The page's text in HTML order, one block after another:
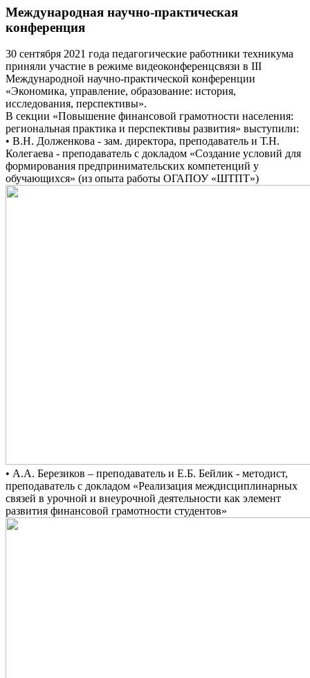
Международная научно-практическая
конференция
30 сентября 2021 года педагогические работники техникума
приняли участие в режиме видеоконференцсвязи в III
Международной научно-практической конференции
«Экономика, управление, образование: история,
исследования, перспективы».
В секции «Повышение финансовой грамотности населения:
региональная практика и перспективы развития» выступили:
• В.Н. Долженкова - зам. директора, преподаватель и Т.Н.
Колегаева - преподаватель с докладом «Создание условий для
формирования предпринимательских компетенций у
обучающихся» (из опыта работы ОГАПОУ «ШТПТ»)
• А.А. Березиков – преподаватель и Е.Б. Бейлик - методист,
преподаватель с докладом «Реализация междисциплинарных
связей в урочной и внеурочной деятельности как элемент
развития финансовой грамотности студентов»